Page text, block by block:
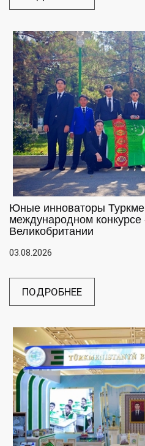
Юные инноваторы
международном конкурсе
Великобритании
03.08.2026
ПОДРОБНЕЕ